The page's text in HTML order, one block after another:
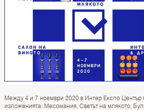
Между 4 и 7 ноември 2020 в Интер Експо
изложенията: Месомания, Светът на млякото,